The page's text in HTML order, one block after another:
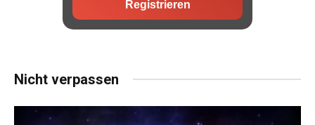
Nicht verpassen